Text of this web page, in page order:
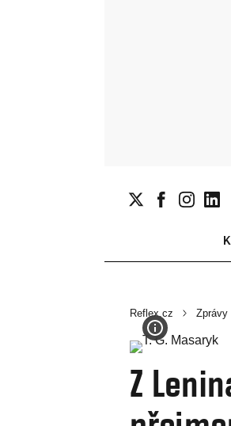
Reflex.cz Zprávy
Z